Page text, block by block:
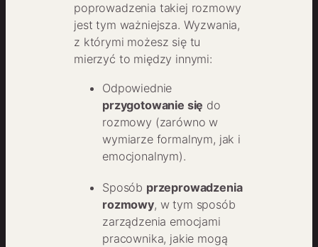
poprowadzenia takiej rozmowy
jest tym ważniejsza. Wyzwania,
z którymi możesz się tu
mierzyć to między innymi:
Odpowiednie
przygotowanie się do
rozmowy (zarówno w
wymiarze formalnym, jak i
emocjonalnym).
Sposób przeprowadzenia
rozmowy, w tym sposób
zarządzenia emocjami
pracownika, jakie mogą